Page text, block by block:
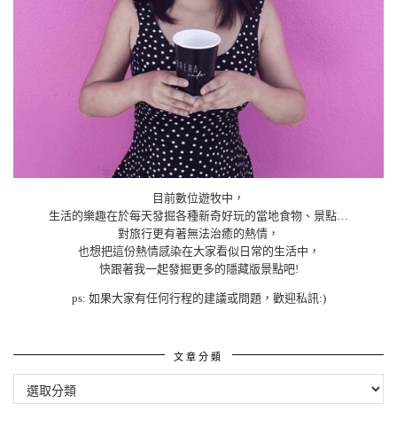
目前數位遊牧中，
生活的樂趣在於每天發掘各種新奇好玩的當地食物、景點…
對旅行更有著無法治癒的熱情，
也想把這份熱情感染在大家看似日常的生活中，
快跟著我一起發掘更多的隱藏版景點吧!
ps: 如果大家有任何行程的建議或問題，歡迎私訊:)
文章分類